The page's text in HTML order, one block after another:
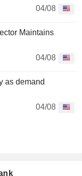
04/08
Maintains
04/08
as demand
04/08